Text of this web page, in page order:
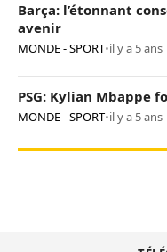
Barça: l’étonnant
avenir
MONDE - SPORT•il y a 5 ans
PSG: Kylian Mbappe
MONDE - SPORT•il y a 5 ans